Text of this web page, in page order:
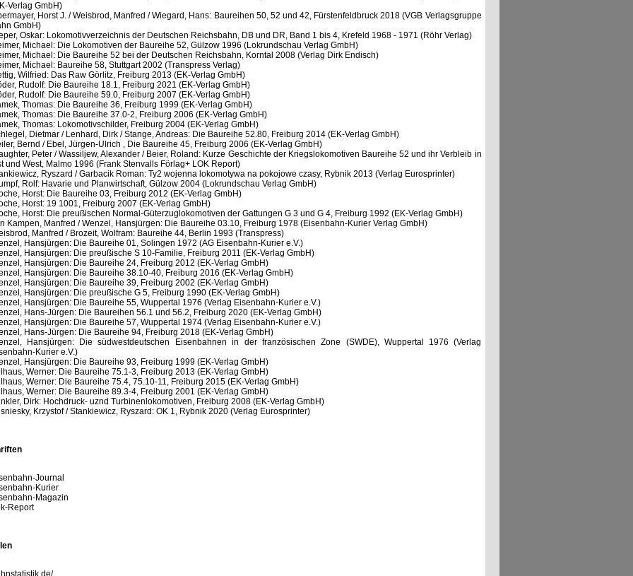
Verlag GmbH)
Horst J. / Weisbrod, Manfred / Wiegard, Hans: Baureihen 50, 52 und 42, Fürstenfeldbruck 2018 (VGB Verlagsgruppe
GmbH)
Oskar: Lokomotivverzeichnis der Deutschen Reichsbahn, DB und DR, Band 1 bis 4, Krefeld 1968 - 1971 (Röhr Verlag)
Michael: Die Lokomotiven der Baureihe 52, Gülzow 1996 (Lokrundschau Verlag GmbH)
Michael: Die Baureihe 52 bei der Deutschen Reichsbahn, Korntal 2008 (Verlag Dirk Endisch)
Michael: Baureihe 58, Stuttgart 2002 (Transpress Verlag)
Wilfried: Das Raw Görlitz, Freiburg 2013 (EK-Verlag GmbH)
Rudolf: Die Baureihe 18.1, Freiburg 2021 (EK-Verlag GmbH)
Rudolf: Die Baureihe 59.0, Freiburg 2007 (EK-Verlag GmbH)
Thomas: Die Baureihe 36, Freiburg 1999 (EK-Verlag GmbH)
Thomas: Die Baureihe 37.0-2, Freiburg 2006 (EK-Verlag GmbH)
Thomas: Lokomotivschilder, Freiburg 2004 (EK-Verlag GmbH)
Dietmar / Lenhard, Dirk / Stange, Andreas: Die Baureihe 52.80, Freiburg 2014 (EK-Verlag GmbH)
Bernd / Ebel, Jürgen-Ulrich , Die Baureihe 45, Freiburg 2006 (EK-Verlag GmbH)
Peter / Wassiljew, Alexander / Beier, Roland: Kurze Geschichte der Kriegslokomotiven Baureihe 52 und ihr Verbleib in
und West, Malmo 1996 (Frank Stenvalls Förlag+ LOK Report)
Ryszard / Garbacik Roman: Ty2 wojenna lokomotywa na pokojowe czasy, Rybnik 2013 (Verlag Eurosprinter)
Rolf: Havarie und Planwirtschaft, Gülzow 2004 (Lokrundschau Verlag GmbH)
Horst: Die Baureihe 03, Freiburg 2012 (EK-Verlag GmbH)
Horst: 19 1001, Freiburg 2007 (EK-Verlag GmbH)
Horst: Die preußischen Normal-Güterzuglokomotiven der Gattungen G 3 und G 4, Freiburg 1992 (EK-Verlag GmbH)
Kampen, Manfred / Wenzel, Hansjürgen: Die Baureihe 03.10, Freiburg 1978 (Eisenbahn-Kurier Verlag GmbH)
Manfred / Brozeit, Wolfram: Baureihe 44, Berlin 1993 (Transpress)
Hansjürgen: Die Baureihe 01, Solingen 1972 (AG Eisenbahn-Kurier e.V.)
Hansjürgen: Die preußische S 10-Familie, Freiburg 2011 (EK-Verlag GmbH)
Hansjürgen: Die Baureihe 24, Freiburg 2012 (EK-Verlag GmbH)
Hansjürgen: Die Baureihe 38.10-40, Freiburg 2016 (EK-Verlag GmbH)
Hansjürgen: Die Baureihe 39, Freiburg 2002 (EK-Verlag GmbH)
Hansjürgen: Die preußische G 5, Freiburg 1990 (EK-Verlag GmbH)
Hansjürgen: Die Baureihe 55, Wuppertal 1976 (Verlag Eisenbahn-Kurier e.V.)
Hans-Jürgen: Die Baureihen 56.1 und 56.2, Freiburg 2020 (EK-Verlag GmbH)
Hansjürgen: Die Baureihe 57, Wuppertal 1974 (Verlag Eisenbahn-Kurier e.V.)
Hans-Jürgen: Die Baureihe 94, Freiburg 2018 (EK-Verlag GmbH)
Hansjürgen: Die südwestdeutschen Eisenbahnen in der französischen Zone (SWDE), Wuppertal 1976 (Verlag
Kurier e.V.)
Hansjürgen: Die Baureihe 93, Freiburg 1999 (EK-Verlag GmbH)
Werner: Die Baureihe 75.1-3, Freiburg 2013 (EK-Verlag GmbH)
Werner: Die Baureihe 75.4, 75.10-11, Freiburg 2015 (EK-Verlag GmbH)
Werner: Die Baureihe 89.3-4, Freiburg 2001 (EK-Verlag GmbH)
Dirk: Hochdruck- uznd Turbinenlokomotiven, Freiburg 2008 (EK-Verlag GmbH)
Krzystof / Stankiewicz, Ryszard: OK 1, Rybnik 2020 (Verlag Eurosprinter)
Journal
Kurier
Magazin
Report